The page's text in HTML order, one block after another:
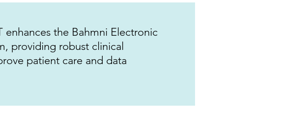
enhances the Bahmni Electronic
providing robust clinical
patient care and data